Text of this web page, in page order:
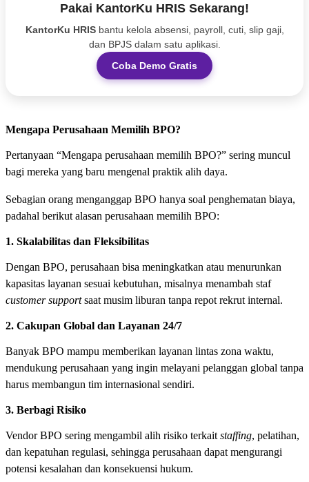
Pakai KantorKu HRIS Sekarang!
KantorKu HRISbantu kelola absensi, payroll, cuti, slip gaji,
dan BPJS dalam satu aplikasi.
Coba Demo Gratis
Mengapa Perusahaan Memilih BPO?
Pertanyaan “Mengapa perusahaan memilih BPO?” sering muncul
bagi mereka yang baru mengenal praktik alih daya.
Sebagian orang menganggap BPO hanya soal penghematan biaya,
padahal berikut alasan perusahaan memilih BPO:
1. Skalabilitas dan Fleksibilitas
Dengan BPO, perusahaan bisa meningkatkan atau menurunkan
kapasitas layanan sesuai kebutuhan, misalnya menambah staf
customer supportsaat musim liburan tanpa repot rekrut internal.
2. Cakupan Global dan Layanan 24/7
Banyak BPO mampu memberikan layanan lintas zona waktu,
mendukung perusahaan yang ingin melayani pelanggan global tanpa
harus membangun tim internasional sendiri.
3. Berbagi Risiko
Vendor BPO sering mengambil alih risiko terkait staffing, pelatihan,
dan kepatuhan regulasi, sehingga perusahaan dapat mengurangi
potensi kesalahan dan konsekuensi hukum.